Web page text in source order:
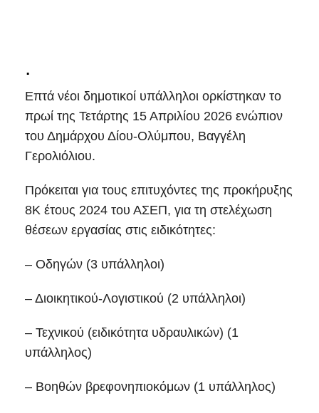
.
Επτά νέοι δημοτικοί υπάλληλοι ορκίστηκαν το
πρωί της Τετάρτης 15 Απριλίου 2026 ενώπιον
του Δημάρχου Δίου-Ολύμπου, Βαγγέλη
Γερολιόλιου.
Πρόκειται για τους επιτυχόντες της προκήρυξης
8Κ έτους 2024 του ΑΣΕΠ, για τη στελέχωση
θέσεων εργασίας στις ειδικότητες:
– Οδηγών (3 υπάλληλοι)
– Διοικητικού-Λογιστικού (2 υπάλληλοι)
– Τεχνικού (ειδικότητα υδραυλικών) (1
υπάλληλος)
– Βοηθών βρεφονηπιοκόμων (1 υπάλληλος)